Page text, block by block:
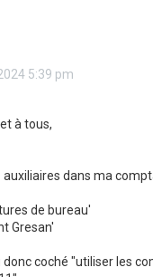
5:39 pm
à tous,
dans ma
de bureau'
Gresan'
donc coché "utiliser les